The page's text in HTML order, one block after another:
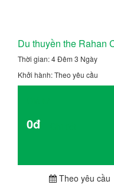
Du thuyền the Rahan
Thời gian: 4 Đêm 3 Ngày
Khởi hành: Theo yêu cầu
0đ
Theo yêu cầu